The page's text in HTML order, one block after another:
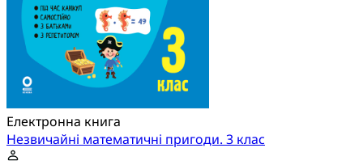
Електронна книга
Незвичайні математичні пригоди. 3 клас